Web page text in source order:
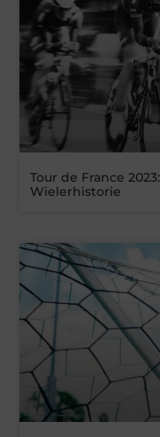
Tour de France
Wielerhistorie